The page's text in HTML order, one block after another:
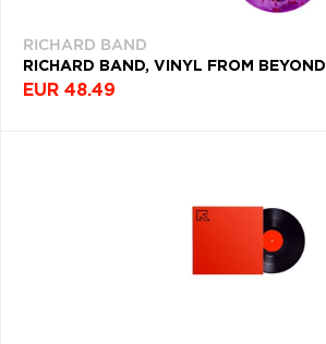
RICHARD BAND
RICHARD BAND, VINYL FROM BEYOND
EUR 48.49